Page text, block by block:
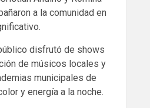
a la comunidad en
disfrutó de shows
de músicos locales y
municipales de
y energía a la noche.